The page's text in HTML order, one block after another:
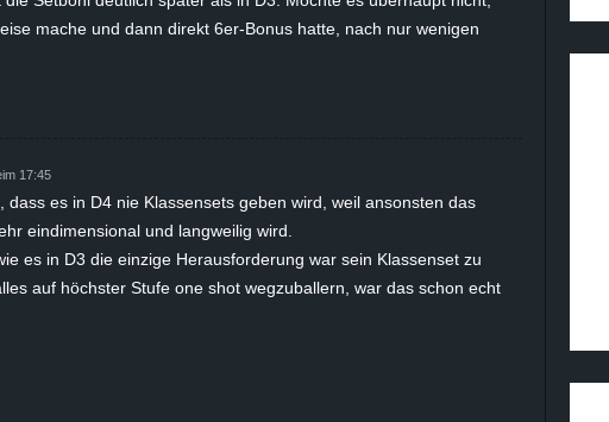
mache und dann direkt 6er-Bonus hatte, nach nur wenigen
17:45
dass es in D4 nie Klassensets geben wird, weil ansonsten das
eindimensional und langweilig wird.
es in D3 die einzige Herausforderung war sein Klassenset zu
auf höchster Stufe one shot wegzuballern, war das schon echt